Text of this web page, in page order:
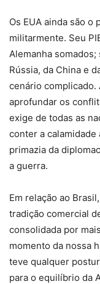
Os EUA ainda são o
militarmente. Seu
Alemanha
Rússia, da China e
cenário complicado.
aprofundar os
exige de todas as
conter a
primazia da
a guerra.
Em relação ao
tradição comercial
consolidada por
momento da nossa
teve qualquer
para o equilíbrio da